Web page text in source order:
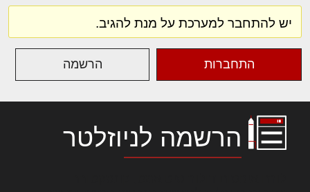
יש להתחבר למערכת על מנת להגיב.
התחברות הרשמה
הרשמה לניוזלטר